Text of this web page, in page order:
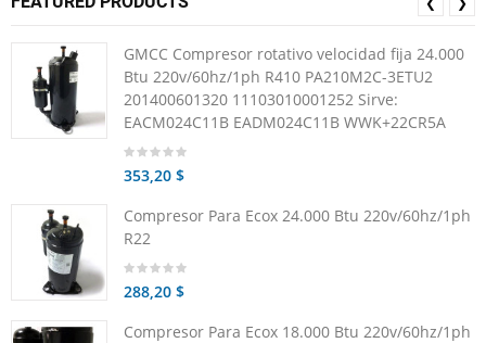
GMCC Compresor rotativo velocidad fija 24.000
Btu 220v/60hz/1ph R410 PA210M2C-3ETU2
201400601320 11103010001252 Sirve:
EACM024C11B EADM024C11B WWK+22CR5A
353,20 $
Compresor Para Ecox 24.000 Btu 220v/60hz/1ph
R22
288,20 $
Compresor Para Ecox 18.000 Btu 220v/60hz/1ph